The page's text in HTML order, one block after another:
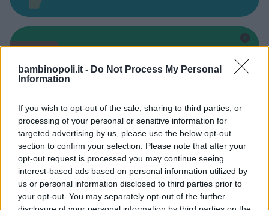
bambinopoli.it - Do Not Process My Personal
Information
If you wish to opt-out of the sale, sharing to third parties, or
processing of your personal or sensitive information for
targeted advertising by us, please use the below opt-out
section to confirm your selection. Please note that after your
opt-out request is processed you may continue seeing
interest-based ads based on personal information utilized by
us or personal information disclosed to third parties prior to
your opt-out. You may separately opt-out of the further
Laboratori creativi per bambini